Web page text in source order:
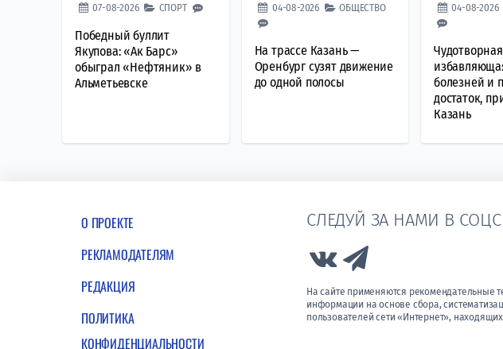
07-08-2026 СПОРТ
Победный буллит
Якупова: «Ак Барс»
обыграл «Нефтяник» в
Альметьевске
04-08-2026 ОБЩЕСТВО
На трассе Казань —
Оренбург сузят движение
до одной полосы
04-08-2026
болезней и
достаток,
Казань
О ПРОЕКТЕ
РЕКЛАМОДАТЕЛЯМ
РЕДАКЦИЯ
ПОЛИТИКА
КОНФИДЕНЦИАЛЬНОСТИ
СЛЕДУЙ ЗА НАМИ В
Link to Vk
На сайте применяются рекомендательные
информации на основе сбора,
пользователей сети «Интернет»,